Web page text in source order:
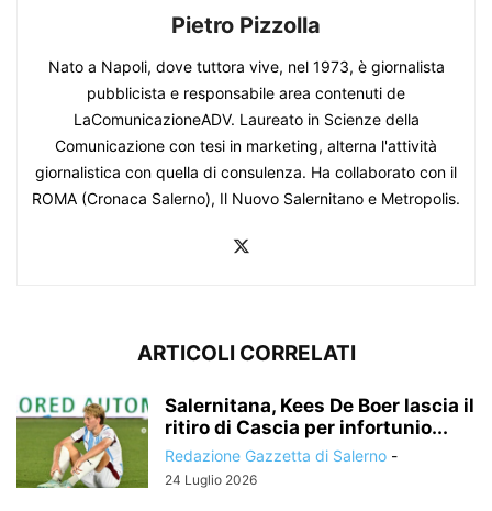
Pietro Pizzolla
Nato a Napoli, dove tuttora vive, nel 1973, è giornalista
pubblicista e responsabile area contenuti de
LaComunicazioneADV. Laureato in Scienze della
Comunicazione con tesi in marketing, alterna l'attività
giornalistica con quella di consulenza. Ha collaborato con il
ROMA (Cronaca Salerno), Il Nuovo Salernitano e Metropolis.
ARTICOLI CORRELATI
Salernitana, Kees De Boer lascia il
ritiro di Cascia per infortunio...
Redazione Gazzetta di Salerno -
24 Luglio 2026